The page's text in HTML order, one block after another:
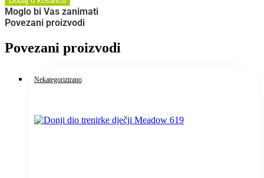
Moglo bi Vas zanimati
Povezani proizvodi
Povezani proizvodi
Nekategorizirano